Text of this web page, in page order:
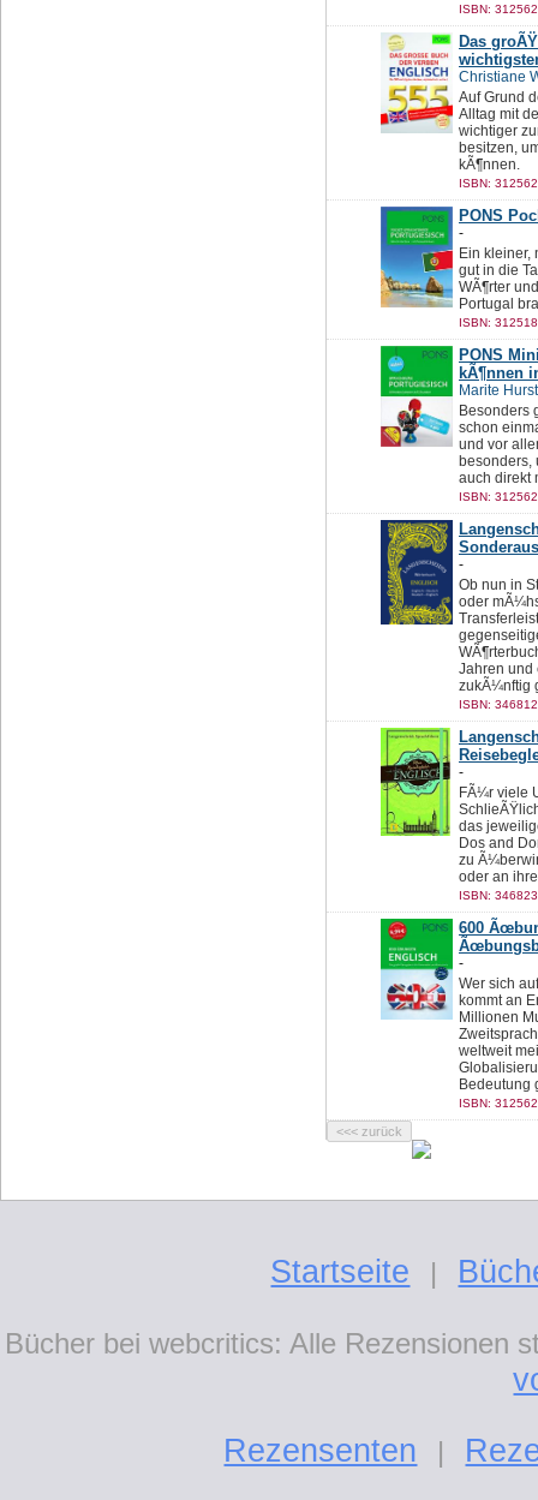
ISBN:
Das
Christiane
Auf Grund
Alltag mit
wichtiger
besitzen,
kÃ¶nnen.
ISBN:
PONS
-
Ein kleiner,
gut in die
WÃ¶rter
Portugal
ISBN:
PONS
kÃ¶nnen
Marite Hurst
Besonders
schon
und vor
besonders,
auch direkt
ISBN:
-
Ob nun in
oder
Jahren und
zukÃ¼nftig
ISBN:
-
FÃ¼r viele
das
Dos and
zu
oder an
ISBN:
600
-
Wer sich
kommt an
Millionen
weltweit
Bedeutung
ISBN:
Startseite |
Bücher bei webcritics: Alle Rezensionen
Rezensenten
|